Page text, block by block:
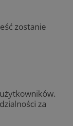
zostanie
za